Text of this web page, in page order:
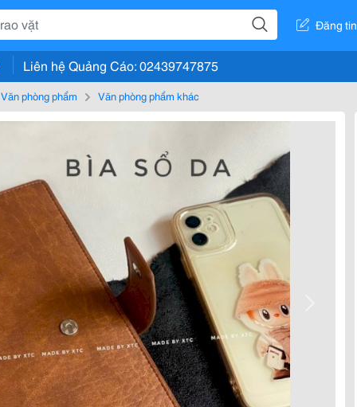
Đăng tin
Liên hệ Quảng Cáo: 02439747875
Văn phòng phẩm Văn phòng phẩm khác